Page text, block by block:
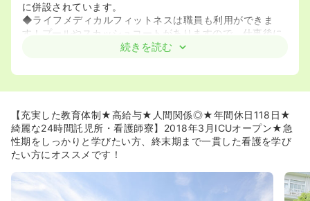
に併設されています。
◆ライフメディカルフィットネスは職員も利用ができま
す！プールやスカッシュコートがありますので、仕事後に
リフレッシュとして活用しているナースも多数いらっしゃ
ードスケートチーム担当ドクターが在籍しているのでスポ
ーツ整形に関する幅広い疾患に携わることが出来ます。
◆オペ件数の2/3が整形外科です。整形に興味がある人に
はもってこいの環境です。
護・緩和ケア）とがん看護専門看護師が1名在籍していま
す。
続きを読む
【充実した教育体制★高給与★人間関係◎★年間休日118日★
綺麗な24時間託児所・看護師寮】2018年3月ICUオープン★急
性期をしっかりと学びたい方、終末期まで一貫した看護を学び
たい方にオススメです！